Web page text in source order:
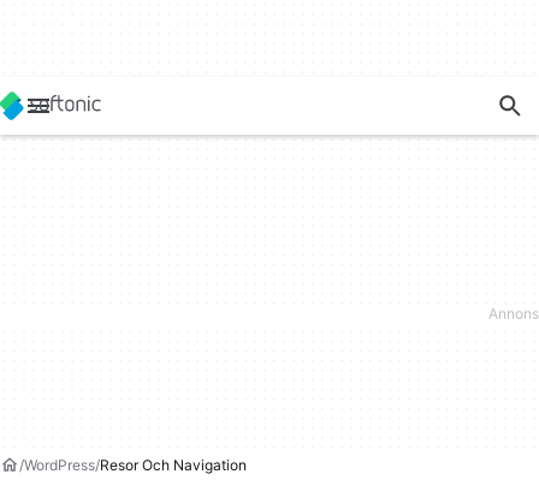
WordPress Resor Och Navigation